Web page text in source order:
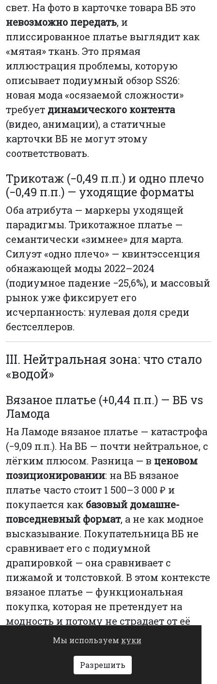
свет. На фото в карточке товара ВБ это
невозможно передать, и
плиссированное платье выглядит как
«мятая» ткань. Это прямая
иллюстрация проблемы, которую
описывает подиумный обзор SS26:
новая мода «осязаемой сложности»
требует динамического контента
(видео, анимации), а статичные
карточки ВБ не могут этому
соответствовать.
Трикотаж (−0,49 п.п.) и одно плечо
(−0,49 п.п.) — уходящие форматы
Оба атрибута — маркеры уходящей
парадигмы. Трикотажное платье —
семантически «зимнее» для марта.
Силуэт «одно плечо» — квинтэссенция
обнажающей моды 2022–2024
(подиумное падение −25,6%), и массовый
рынок уже фиксирует его
исчерпанность: нулевая доля среди
бестселлеров.
III. Нейтральная зона: что стало
«водой»
Вязаное платье (+0,44 п.п.) — ВБ vs
Ламода
На Ламоде вязаное платье — катастрофа
(−9,09 п.п.). На ВБ — почти нейтральное, с
лёгким плюсом. Разница — в ценовом
позиционировании: на ВБ вязаное
платье часто стоит 1 500–3 000 ₽ и
покупается как базовый домашне-
повседневный формат, а не как модное
высказывание. Покупательница ВБ не
сравнивает его с подиумной
драпировкой — она сравнивает с
пижамой и толстовкой. В этом контексте
вязаное платье — функциональная
покупка, которая не претендует на
модность и потому не страдает от её
отсутствия.
Атласное платье (−0,18 п.п.) — на
Мы используем куки
Разрешить